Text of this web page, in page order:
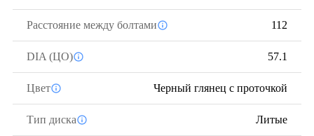
Расстояние между болтами 112
DIA (ЦО) 57.1
Цвет Черный глянец с проточкой
Тип диска Литые